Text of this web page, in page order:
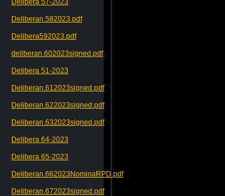
Deliberan.582023.pdf
Delibera592023.pdf
deliberan.602023signed.pdf
Delibera 51-2023
Deliberan.612023signed.pdf
Deliberan.622023signed.pdf
Deliberan.632023signed.pdf
Delibera 64-2023
Delibera 65-2023
Deliberan.662023NominaRPD.pdf
Deliberan.672023signed.pdf